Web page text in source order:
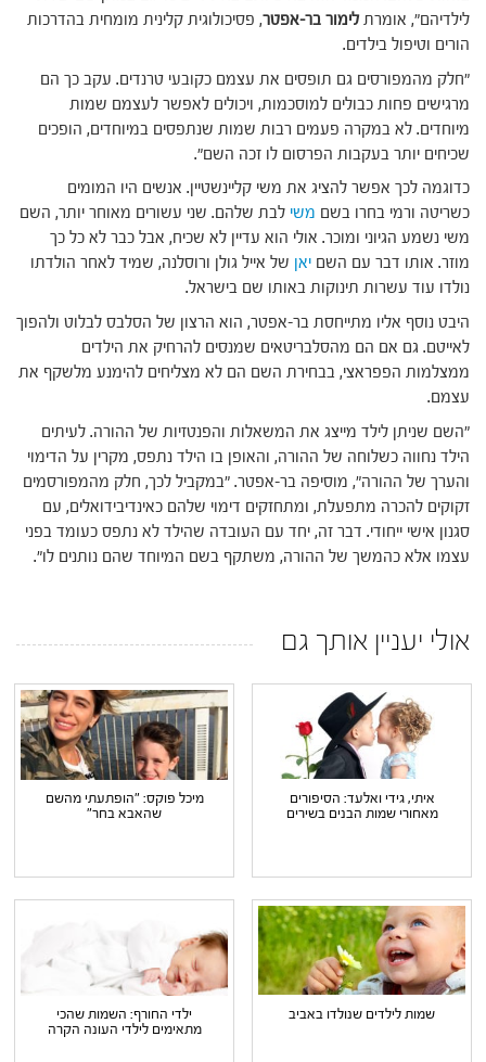
לילדיהם", אומרתלימור בר-אפטר, פסיכולוגית קלינית מומחית בהדרכות
הורים וטיפול בילדים.
"חלק מהמפורסים גם תופסים את עצמם כקובעי טרנדים. עקב כך הם
מרגישים פחות כבולים למוסכמות, ויכולים לאפשר לעצמם שמות
מיוחדים. לא במקרה פעמים רבות שמות שנתפסים במיוחדים, הופכים
שכיחים יותר בעקבות הפרסום לו זכה השם".
כדוגמה לכך אפשר להציג את משי קליינשטיין. אנשים היו המומים
כשריטה ורמי בחרו בשם משי לבת שלהם. שני עשורים מאוחר יותר, השם
משי נשמע הגיוני ומוכר. אולי הוא עדיין לא שכיח, אבל כבר לא כל כך
מוזר. אותו דבר עם השם יאן של אייל גולן ורוסלנה, שמיד לאחר הולדתו
נולדו עוד עשרות תינוקות באותו שם בישראל.
היבט נוסף אליו מתייחסת בר-אפטר, הוא הרצון של הסלבס לבלוט ולהפוך
לאייטם. גם אם הם מהסלבריטאים שמנסים להרחיק את הילדים
ממצלמות הפפראצי, בבחירת השם הם לא מצליחים להימנע מלשקף את
עצמם.
"השם שניתן לילד מייצג את המשאלות והפנטזיות של ההורה. לעיתים
הילד נחווה כשלוחה של ההורה, והאופן בו הילד נתפס, מקרין על הדימוי
והערך של ההורה", מוסיפה בר-אפטר. "במקביל לכך, חלק מהמפורסמים
זקוקים להכרה מתפעלת, ומתחזקים דימוי שלהם כאינדיבידואלים, עם
סגנון אישי ייחודי. דבר זה, יחד עם העובדה שהילד לא נתפס כעומד בפני
עצמו אלא כהמשך של ההורה, משתקף בשם המיוחד שהם נותנים לו".
אולי יעניין אותך גם
איתי, גידי ואלעד: הסיפורים
מאחורי שמות הבנים בשירים
מיכל פוקס: "הופתעתי מהשם
שהאבא בחר"
שמות לילדים שנולדו באביב
ילדי החורף: השמות שהכי
מתאימים לילדי העונה הקרה